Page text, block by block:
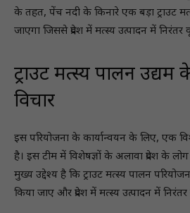
के तहत, पेंच नदी के किनारे एक बड़ा ट्राउट
जाएगा जिससे प्रदेश में मत्स्य उत्पादन में निरंतर
ट्राउट मत्स्य पालन उद्यम
विचार
इस परियोजना के कार्यान्वयन के लिए, एक
है। इस टीम में विशेषज्ञों के अलावा प्रदेश के
मुख्य उद्देश्य है कि ट्राउट मत्स्य पालन
किया जाए और प्रदेश में मत्स्य उत्पादन में निरंतर